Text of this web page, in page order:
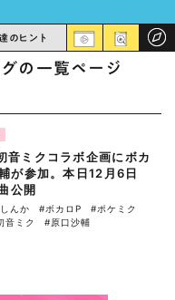
のヒント
の一覧ページ
音ミクコラボ企画にボカ
が参加。本日12月6日
公開
んか #ボカロP
#ポケミク
音ミク #原口沙輔